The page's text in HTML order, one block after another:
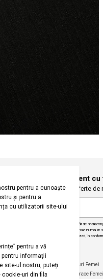
vă pentru a fi la curent
Fiți primii care primesc oferte de
informativ, sunteți de acord să primiți comunicări de
și vom folosi informațiile dvs. personale numai în
serviciile noastre, să vă oferim conținut personalizat, în
Categorii Populare
Rochii Femei
Maiouri Femei
Hanorace Femei
Selectează